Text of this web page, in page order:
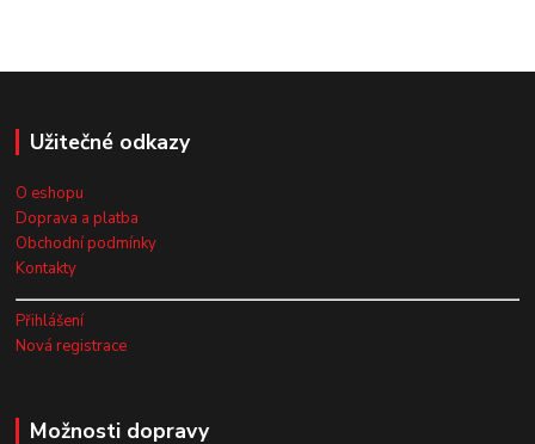
Užitečné odkazy
O eshopu
Doprava a platba
Obchodní podmínky
Kontakty
Přihlášení
Nová registrace
Možnosti dopravy